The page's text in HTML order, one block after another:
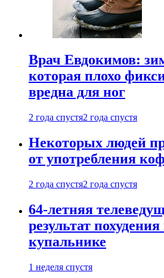
Врач Евдокимов:
которая плохо
вредна для ног
2 года спустя2 года спустя
Некоторых людей
от употребления
2 года спустя2 года спустя
64-летняя
результат
купальнике
1 неделя спустя